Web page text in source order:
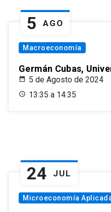
5 AGO
Macroeconomía
Germán Cubas,
5 de Agosto de 2024
13:35 a 14:35
24 JUL
Microeconomía